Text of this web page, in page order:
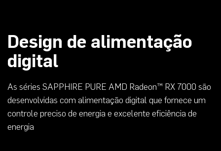
Design de alimentação
digital
As séries SAPPHIRE PURE AMD Radeon™ RX 7000 são
desenvolvidas com alimentação digital que fornece um
controle preciso de energia e excelente eficiência de
energia